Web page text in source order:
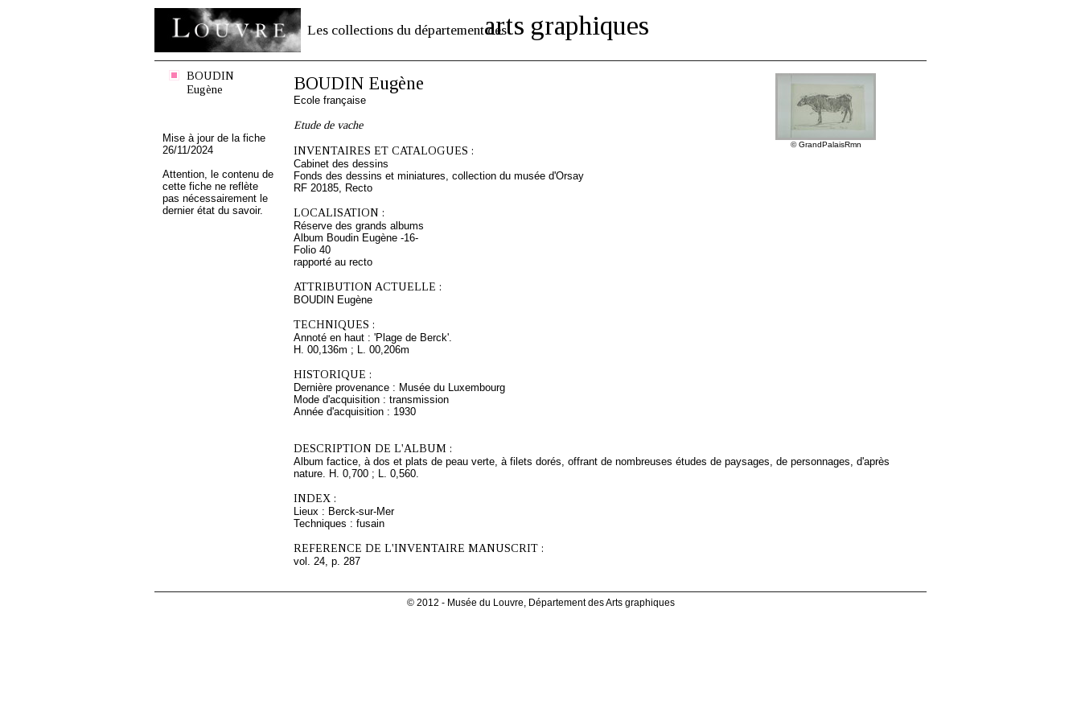
Les collections du département desarts graphiques
BOUDIN
Eugène
Mise à jour de la fiche
26/11/2024
Attention, le contenu de
cette fiche ne reflète
pas nécessairement le
dernier état du savoir.
© GrandPalaisRmn
BOUDIN Eugène
Ecole française
Etude de vache
INVENTAIRES ET CATALOGUES :
Cabinet des dessins
Fonds des dessins et miniatures, collection du musée d'Orsay
RF 20185, Recto
LOCALISATION :
Réserve des grands albums
Album Boudin Eugène -16-
Folio 40
rapporté au recto
ATTRIBUTION ACTUELLE :
BOUDIN Eugène
TECHNIQUES :
Annoté en haut : 'Plage de Berck'.
H. 00,136m ; L. 00,206m
HISTORIQUE :
Dernière provenance : Musée du Luxembourg
Mode d'acquisition : transmission
Année d'acquisition : 1930
DESCRIPTION DE L'ALBUM :
Album factice, à dos et plats de peau verte, à filets dorés, offrant de nombreuses études de paysages, de personnages, d'après
nature. H. 0,700 ; L. 0,560.
INDEX :
Lieux : Berck-sur-Mer
Techniques : fusain
REFERENCE DE L'INVENTAIRE MANUSCRIT :
vol. 24, p. 287
© 2012 - Musée du Louvre, Département des Arts graphiques